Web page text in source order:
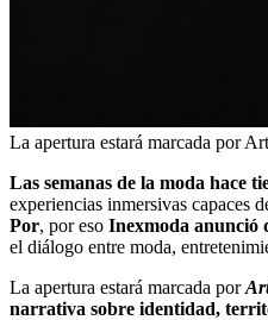
La apertura estará marcada por
Las semanas de la moda hace
experiencias inmersivas capaces
Por, por eso Inexmoda anunció
el diálogo entre moda,
La apertura estará marcada por
narrativa sobre identidad,